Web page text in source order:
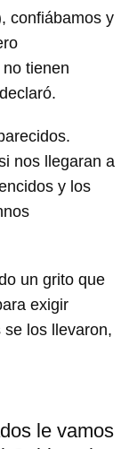
confiábamos y
tienen
nos llegaran a
y los
un grito que
exigir
se los llevaron,
le vamos